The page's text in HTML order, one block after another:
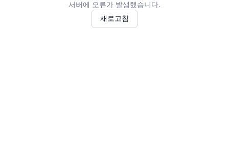
서버에 오류가 발생했습니다.
새로고침